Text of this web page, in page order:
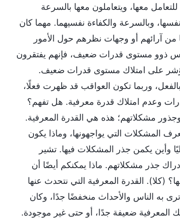
معها، ويتعاملون معها بالسرعة
وبالسرعة والكفاءة نفسيهما. مهما كان
من آرائهم أو وجهات نظرهم حول الأمور
ذوو مستوى قدرات ضعيف، فإنهم يفتقرون
مؤشر على امتلاك مستوى قدرات ضعيف.
وربما تكون العواقب قد ظهرت فعلًا،
وعدم امتلاك قدرة معرفية. هل تفهم؟
مشكلاتهم؛ هذه هي القدرة المعرفية.
المشكلات التي يواجهونها، وماذا يكون
وأين يكمن جذر المشكلات فيها. تشير
جذر مشكلاتهم. ماذا يمكنكم أيضًا أن
(كلا). القدرة المعرفية التي نتحدث عنها
به الناس والأحداث منخفضًا جدًا، وكان
ضعيفة جدًا، أو حتى غير موجودة.